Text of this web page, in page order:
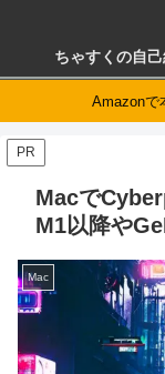
ちゃすくの自
Amazonで
PR
Macで
M1以降や
Mac